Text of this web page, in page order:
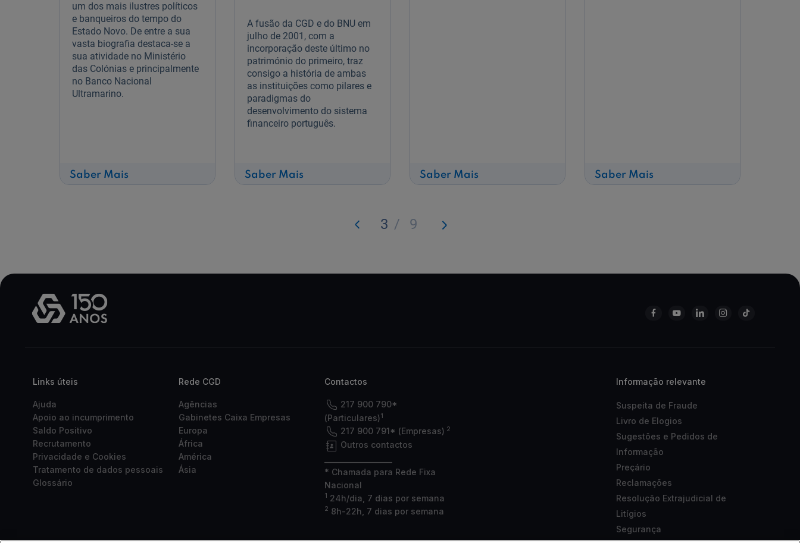
um dos mais ilustres políticos
e banqueiros do tempo do
Estado Novo. De entre a sua
vasta biografia destaca-se a
sua atividade no Ministério
das Colónias e principalmente
no Banco Nacional
Ultramarino.
Saber Mais
Francisco
A fusão da CGD e do BNU em
julho de 2001, com a
incorporação deste último no
património do primeiro, traz
consigo a história de ambas
as instituições como pilares e
paradigmas do
desenvolvimento do sistema
financeiro português.
Saber Mais
O
portuguesa
Saber Mais
No
Saber Mais
Primeira
3 / 9
Links úteis
Ajuda
Apoio ao incumprimento
Saldo Positivo
Recrutamento
Privacidade e Cookies
Tratamento de dados pessoais
Glossário
Rede CGD
Agências
Gabinetes Caixa Empresas
Europa
África
América
Ásia
Contactos
217 900 790*
(Particulares)1
217 900 791* (Empresas) 2
Outros contactos
* Chamada para Rede Fixa
Nacional
1 24h/dia, 7 dias por semana
2 8h-22h, 7 dias por semana
Informação relevante
Suspeita de Fraude
Livro de Elogios
Sugestões e Pedidos de
Informação
Preçário
Reclamações
Resolução Extrajudicial de
Litígios
Segurança